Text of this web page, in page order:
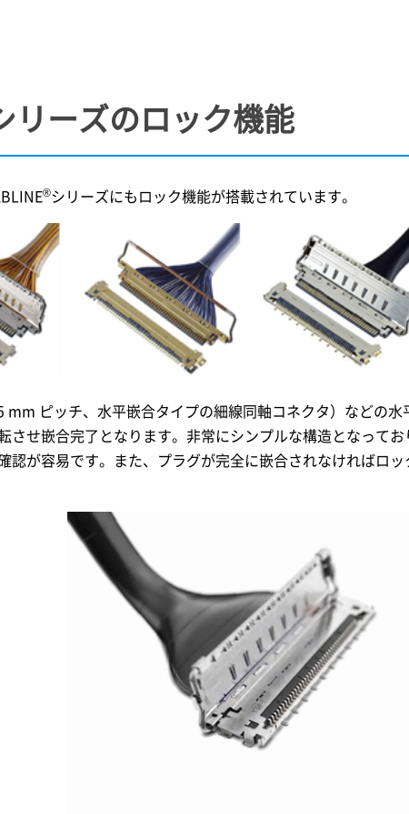
リーズのロック機能
®シリーズにもロック機能が搭載されています。
mm ピッチ、水平嵌合タイプの細線同軸コネクタ）などの
させ嵌合完了となります。非常にシンプルな構造となって
認が容易です。また、プラグが完全に嵌合されなければロ